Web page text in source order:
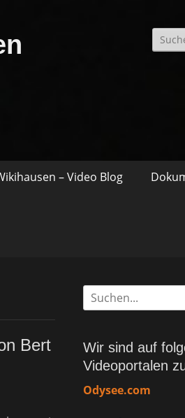
Suche
nach:
– Video Blog
Bert
Suche
nach:
Wir sind auf
Videoportalen
Odysee.com